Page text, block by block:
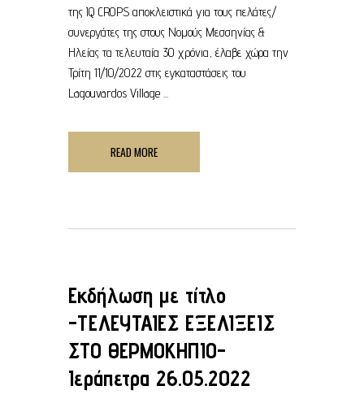
της IQ CROPS αποκλειστικά για τους πελάτες/
συνεργάτες της στους Νομούς Μεσσηνίας &
Ηλείας τα τελευταία 30 χρόνια, έλαβε χώρα την
Τρίτη 11/10/2022 στις εγκαταστάσεις του
Lagouvardos Village ...
READ MORE
Εκδήλωση με τίτλο
-ΤΕΛΕΥΤΑΙΕΣ ΕΞΕΛΙΞΕΙΣ
ΣΤΟ ΘΕΡΜΟΚΗΠΙΟ-
Ιεράπετρα 26.05.2022